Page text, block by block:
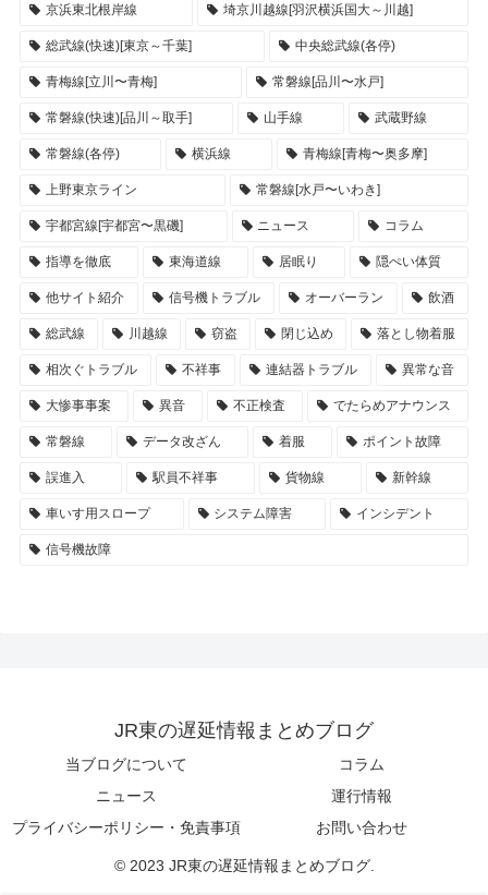
京浜東北根岸線 埼京川越線[羽沢横浜国大～川越]
総武線(快速)[東京～千葉] 中央総武線(各停)
青梅線[立川〜青梅] 常磐線[品川〜水戸]
常磐線(快速)[品川～取手] 山手線 武蔵野線
常磐線(各停) 横浜線 青梅線[青梅〜奥多摩]
上野東京ライン 常磐線[水戸〜いわき]
宇都宮線[宇都宮〜黒磯] ニュース コラム
指導を徹底 東海道線 居眠り 隠ぺい体質
他サイト紹介 信号機トラブル オーバーラン 飲酒
総武線 川越線 窃盗 閉じ込め 落とし物着服
相次ぐトラブル 不祥事 連結器トラブル 異常な音
大惨事事案 異音 不正検査 でたらめアナウンス
常磐線 データ改ざん 着服 ポイント故障
誤進入 駅員不祥事 貨物線 新幹線
車いす用スロープ システム障害 インシデント
信号機故障
JR東の遅延情報まとめブログ
当ブログについて
コラム
ニュース
運行情報
プライバシーポリシー・免責事項
お問い合わせ
© 2023 JR東の遅延情報まとめブログ.